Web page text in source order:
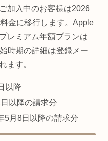
加入中のお客様は2026
金に移行します。Apple
レミアム年額プランは
時期の詳細は登録メー
ます。
以降
以降の請求分
5月8日以降の請求分